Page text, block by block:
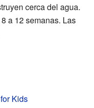
cerca del agua.
a 12 semanas. Las
Kids